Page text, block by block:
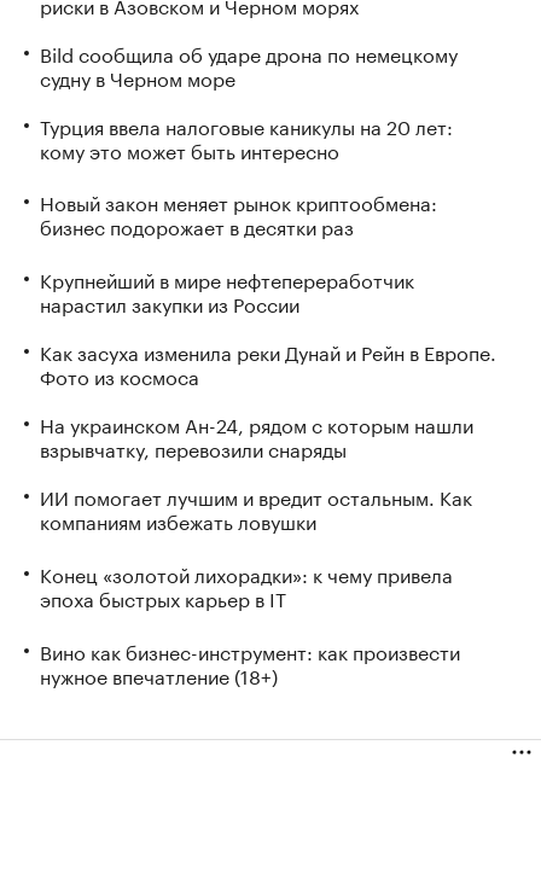
Bild сообщила об ударе дрона по немецкому
судну в Черном море
Турция ввела налоговые каникулы на 20 лет:
кому это может быть интересно
Новый закон меняет рынок криптообмена:
бизнес подорожает в десятки раз
Крупнейший в мире нефтепереработчик
нарастил закупки из России
Как засуха изменила реки Дунай и Рейн в Европе.
Фото из космоса
На украинском Ан-24, рядом с которым нашли
взрывчатку, перевозили снаряды
ИИ помогает лучшим и вредит остальным. Как
компаниям избежать ловушки
Конец «золотой лихорадки»: к чему привела
эпоха быстрых карьер в IT
Вино как бизнес-инструмент: как произвести
нужное впечатление (18+)